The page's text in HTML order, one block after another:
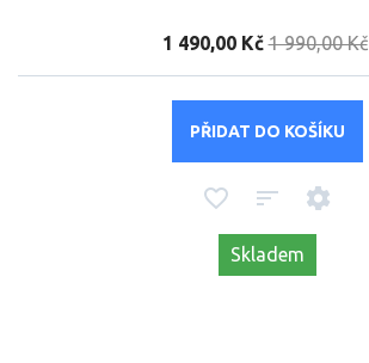
1 490,00 Kč 1 990,00 Kč
PŘIDAT DO KOŠÍKU
Skladem